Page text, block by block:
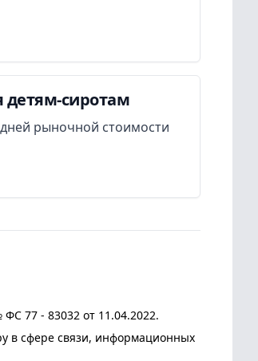
детям-сиротам
рыночной стоимости
77 - 83032 от 11.04.2022.
в сфере связи, информационных